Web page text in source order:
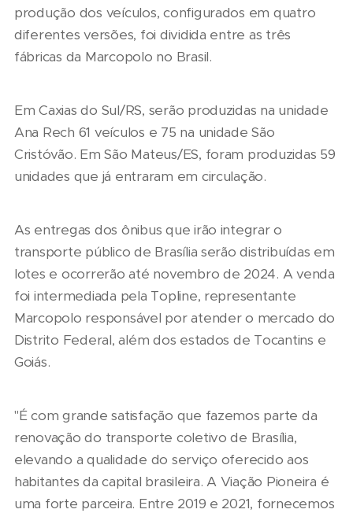
produção dos veículos, configurados em quatro
diferentes versões, foi dividida entre as três
fábricas da Marcopolo no Brasil.
Em Caxias do Sul/RS, serão produzidas na unidade
Ana Rech 61 veículos e 75 na unidade São
Cristóvão. Em São Mateus/ES, foram produzidas 59
unidades que já entraram em circulação.
As entregas dos ônibus que irão integrar o
transporte público de Brasília serão distribuídas em
lotes e ocorrerão até novembro de 2024. A venda
foi intermediada pela Topline, representante
Marcopolo responsável por atender o mercado do
Distrito Federal, além dos estados de Tocantins e
Goiás.
"É com grande satisfação que fazemos parte da
renovação do transporte coletivo de Brasília,
elevando a qualidade do serviço oferecido aos
habitantes da capital brasileira. A Viação Pioneira é
uma forte parceira. Entre 2019 e 2021, fornecemos